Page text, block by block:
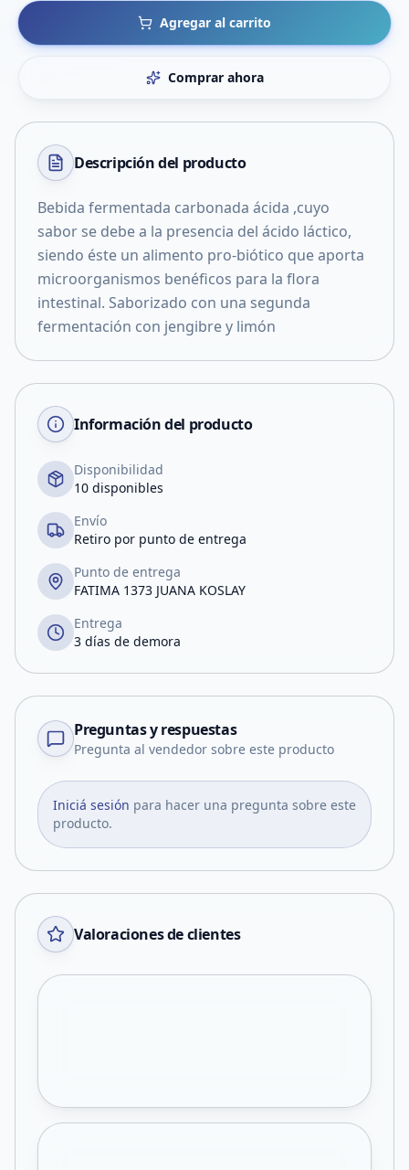
Agregar al carrito
Comprar ahora
Descripción del producto
Bebida fermentada carbonada ácida ,cuyo
sabor se debe a la presencia del ácido láctico,
siendo éste un alimento pro-biótico que aporta
microorganismos benéficos para la flora
intestinal. Saborizado con una segunda
fermentación con jengibre y limón
Información del producto
Disponibilidad
10 disponibles
Envío
Retiro por punto de entrega
Punto de entrega
FATIMA 1373 JUANA KOSLAY
Entrega
3 días de demora
Preguntas y respuestas
Pregunta al vendedor sobre este producto
Iniciá sesión para hacer una pregunta sobre este
producto.
Valoraciones de clientes